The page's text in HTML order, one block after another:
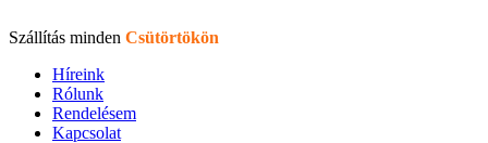
Szállítás minden Csütörtökön
Híreink
Rólunk
Rendelésem
Kapcsolat